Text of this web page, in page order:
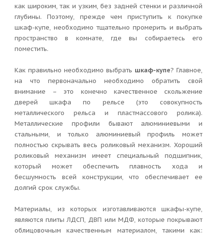
как широким, так и узким, без задней стенки и различной
глубины. Поэтому, прежде чем приступить к покупке
шкаф-купе, необходимо тщательно промерить и выбрать
пространство в комнате, где вы собираетесь его
поместить.
Как правильно необходимо выбрать шкаф-купе? Главное,
на что первоначально необходимо обратить свой
внимание – это конечно качественное скольжение
дверей шкафа по рельсе (это совокупность
металлического рельса и пластмассового ролика).
Металлические профили бывают алюминиевыми и
стальными, и только алюминиевый профиль может
полностью скрывать весь роликовый механизм. Хороший
роликовый механизм имеет специальный подшипник,
который может обеспечить плавность хода и
бесшумность всей конструкции, что обеспечивает ее
долгий срок службы.
Материалы, из которых изготавливаются шкафы-купе,
являются плиты ЛДСП, ДВП или МДФ, которые покрывают
облицовочным качественным материалом, такими как: